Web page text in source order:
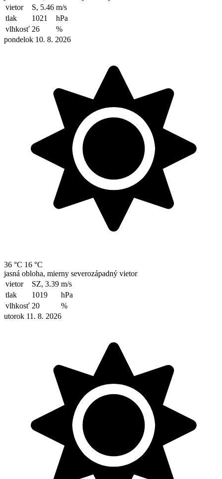
vietor
S, 5.46 m/s
tlak
1021
hPa
vlhkosť 26
%
pondelok 10. 8. 2026
36 °C 16 °C
jasná obloha, mierny severozápadný vietor
vietor
SZ, 3.39 m/s
tlak
1019
hPa
vlhkosť 20
%
utorok 11. 8. 2026